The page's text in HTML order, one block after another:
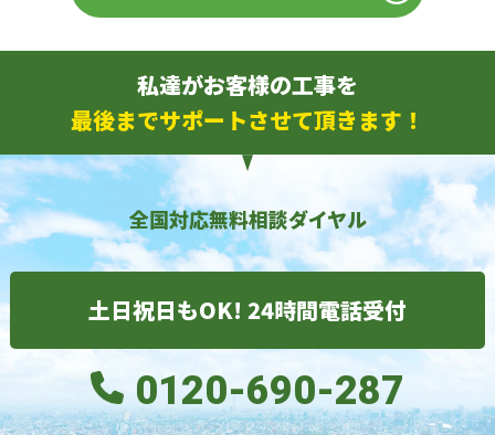
私達がお客様の工事を
最後までサポートさせて頂きます！
全国対応無料相談ダイヤル
土日祝日もOK! 24時間電話受付
0120-690-287